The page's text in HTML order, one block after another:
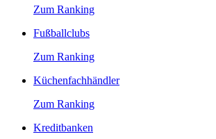
Zum Ranking
Fußballclubs
Zum Ranking
Küchenfachhändler
Zum Ranking
Kreditbanken